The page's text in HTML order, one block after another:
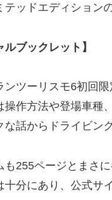
テッドエディション
ルブックレット】
ンツーリスモ6初回
操作方法や登場車種
な話からドライビン
も255ページとまさ
十分にあり、公式サ